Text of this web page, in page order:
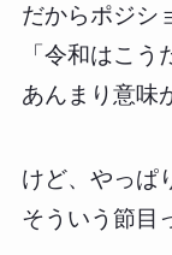
だからポジシ
「令和はこ
あんまり意味
けど、やっぱ
そういう節目